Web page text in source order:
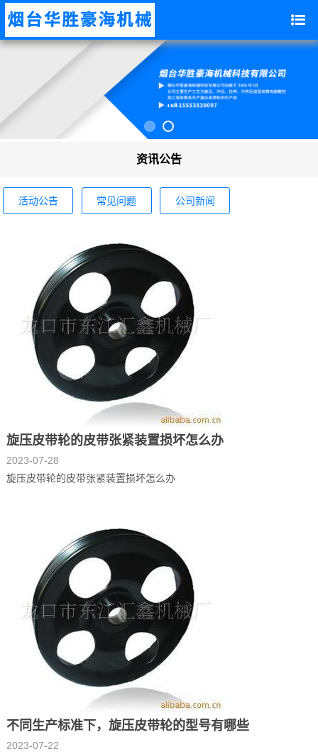
资讯公告
活动公告 常见问题 公司新闻
旋压皮带轮的皮带张紧装置损坏怎么办
2023-07-28
旋压皮带轮的皮带张紧装置损坏怎么办
不同生产标准下，旋压皮带轮的型号有哪些
2023-07-22